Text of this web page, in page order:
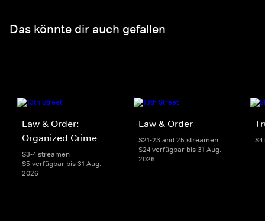
Das könnte dir auch gefallen
Law & Order:
Organized Crime
S3-4 streamen
S5 verfügbar bis 31 Aug.
2026
Law & Order
S21-23 and 25 streamen
S24 verfügbar bis 31 Aug.
2026